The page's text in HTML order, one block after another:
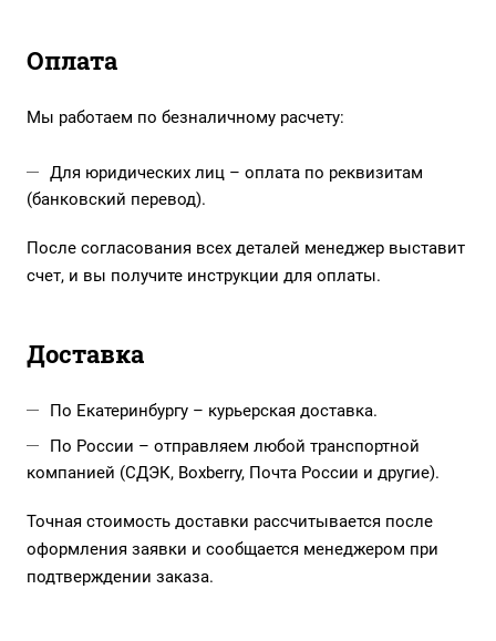
Оплата
Мы работаем по безналичному расчету:
Для юридических лиц – оплата по реквизитам
(банковский перевод).
После согласования всех деталей менеджер выставит
счет, и вы получите инструкции для оплаты.
Доставка
По Екатеринбургу – курьерская доставка.
По России – отправляем любой транспортной
компанией (СДЭК, Boxberry, Почта России и другие).
Точная стоимость доставки рассчитывается после
оформления заявки и сообщается менеджером при
подтверждении заказа.